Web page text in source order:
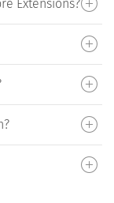
Extensions?